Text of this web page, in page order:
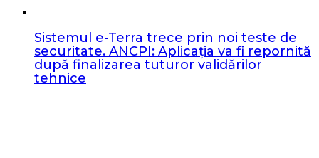
Sistemul e-Terra trece prin noi teste de
securitate. ANCPI: Aplicația va fi repornită
după finalizarea tuturor validărilor
tehnice